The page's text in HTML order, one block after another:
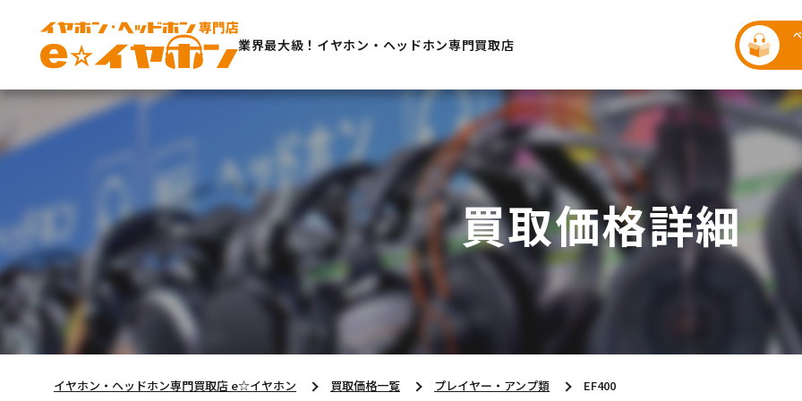
業界最大級！イヤホン・ヘッドホン専門買取店
買取価格詳細
イヤホン・ヘッドホン専門買取店 e☆イヤホン 買取価格一覧 プレイヤー・アンプ類 EF400